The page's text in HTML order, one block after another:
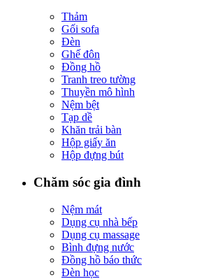
Thảm
Gối sofa
Đèn
Ghế đôn
Đồng hồ
Tranh treo tường
Thuyền mô hình
Nệm bệt
Tạp dề
Khăn trải bàn
Hộp giấy ăn
Hộp đựng bút
Chăm sóc gia đình
Nệm mát
Dụng cụ nhà bếp
Dụng cụ massage
Bình đựng nước
Đồng hồ báo thức
Đèn học